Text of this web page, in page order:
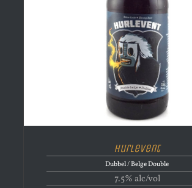
Hurlevent
Dubbel / Belge Double
7.5% alc/vol